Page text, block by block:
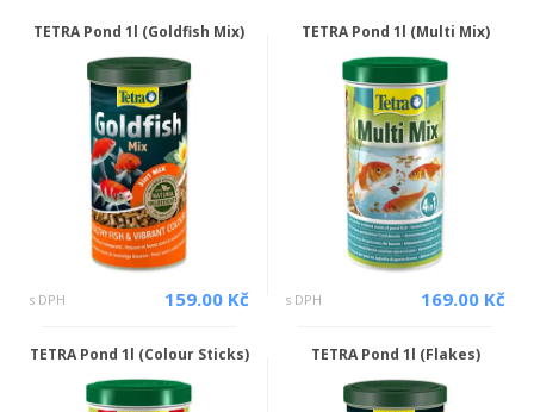
TETRA Pond 1l (Goldfish Mix)
s DPH 159.00 Kč
TETRA Pond 1l (Multi Mix)
s DPH 169.00 Kč
TETRA Pond 1l (Colour Sticks) TETRA Pond 1l (Flakes)